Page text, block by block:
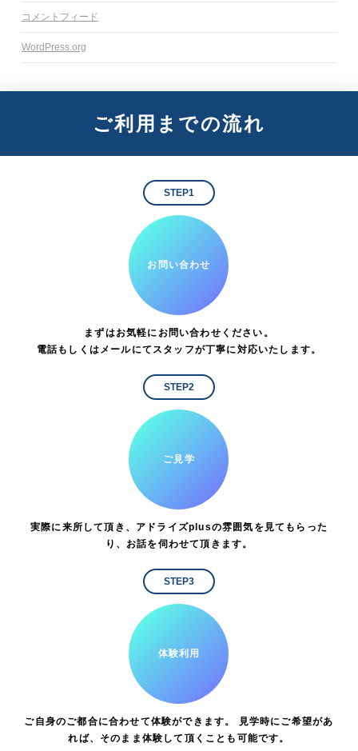
コメントフィード
WordPress.org
ご利用までの流れ
STEP1
お問い合わせ
まずはお気軽にお問い合わせください。
電話もしくはメールにてスタッフが丁寧に対応いたします。
STEP2
ご見学
実際に来所して頂き、アドライズplusの雰囲気を見てもらった
り、お話を伺わせて頂きます。
STEP3
体験利用
ご自身のご都合に合わせて体験ができます。 見学時にご希望があ
れば、そのまま体験して頂くことも可能です。